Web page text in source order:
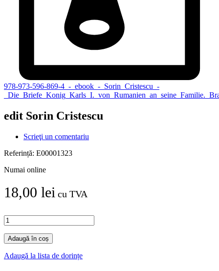
978-973-596-869-4_-_ebook_-_Sorin_Cristescu_-
edit Sorin Cristescu
Scrieţi un comentariu
Referință: E00001323
Numai online
18,00 lei cu TVA
Adaugă în coș
Adaugă la lista de dorințe